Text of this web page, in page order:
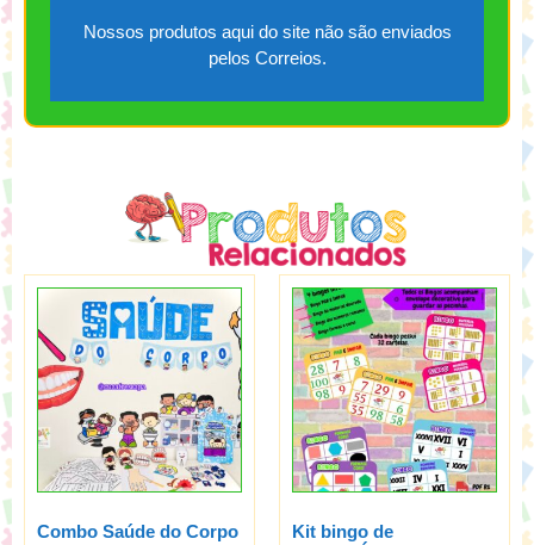
Nossos produtos aqui do site não são enviados
pelos Correios.
Combo Saúde do Corpo
Kit bingo de